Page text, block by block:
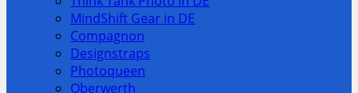
MindShift Gear in DE
Compagnon
Designstraps
Photoqueen
Oberwerth